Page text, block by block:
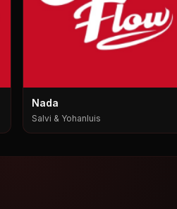
Nada
Salvi & Yohanluis